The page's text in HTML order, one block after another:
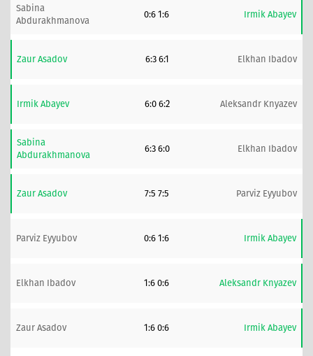
Sabina
Abdurakhmanova
0:6 1:6 Irmik Abayev
Zaur Asadov 6:3 6:1 Elkhan Ibadov
Irmik Abayev 6:0 6:2 Aleksandr Knyazev
Sabina
Abdurakhmanova
6:3 6:0 Elkhan Ibadov
Zaur Asadov 7:5 7:5 Parviz Eyyubov
Parviz Eyyubov 0:6 1:6 Irmik Abayev
Elkhan Ibadov 1:6 0:6 Aleksandr Knyazev
Zaur Asadov 1:6 0:6 Irmik Abayev